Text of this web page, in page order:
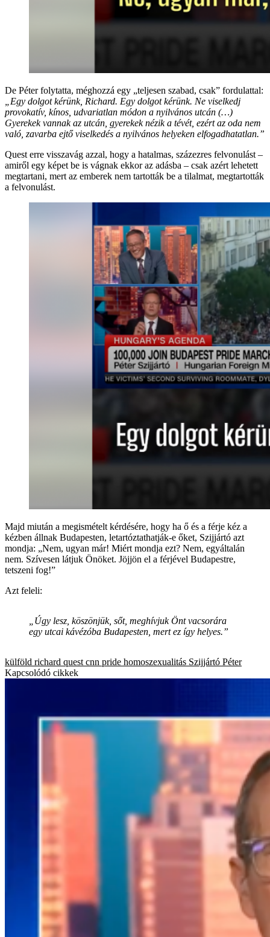
De Péter folytatta, méghozzá egy „teljesen szabad, csak” fordulattal:
„Egy dolgot kérünk, Richard. Egy dolgot kérünk. Ne viselkedj
provokatív, kínos, udvariatlan módon a nyilvános utcán (…)
Gyerekek vannak az utcán, gyerekek nézik a tévét, ezért az oda nem
való, zavarba ejtő viselkedés a nyilvános helyeken elfogadhatatlan.”
Quest erre visszavág azzal, hogy a hatalmas, százezres felvonulást –
amiről egy képet be is vágnak ekkor az adásba – csak azért lehetett
megtartani, mert az emberek nem tartották be a tilalmat, megtartották
a felvonulást.
Majd miután a megismételt kérdésére, hogy ha ő és a férje kéz a
kézben állnak Budapesten, letartóztathatják-e őket, Szijjártó azt
mondja: „Nem, ugyan már! Miért mondja ezt? Nem, egyáltalán
nem. Szívesen látjuk Önöket. Jöjjön el a férjével Budapestre,
tetszeni fog!”
Azt feleli:
„Úgy lesz, köszönjük, sőt, meghívjuk Önt vacsorára
egy utcai kávézóba Budapesten, mert ez így helyes.”
külföld richard quest cnn pride homoszexualitás Szijjártó Péter
Kapcsolódó cikkek